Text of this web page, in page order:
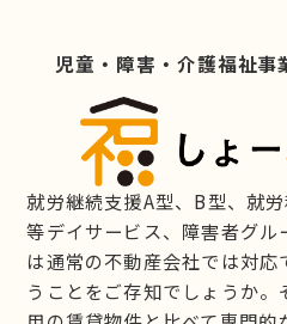
児童・障害・介護福祉事
就労継続支援A型、B型、就
等デイサービス、障害者グル
は通常の不動産会社では対
うことをご存知でしょうか